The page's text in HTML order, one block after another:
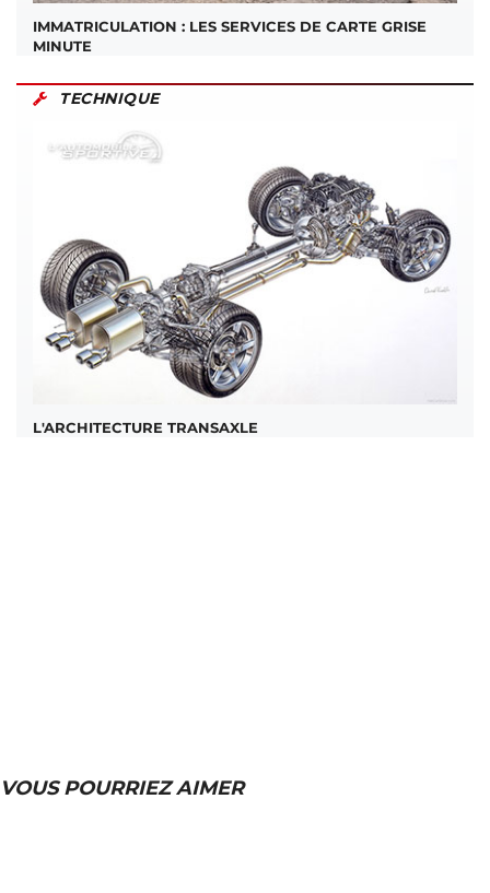
IMMATRICULATION : LES SERVICES DE CARTE GRISE
MINUTE
TECHNIQUE
L'ARCHITECTURE TRANSAXLE
VOUS POURRIEZ AIMER